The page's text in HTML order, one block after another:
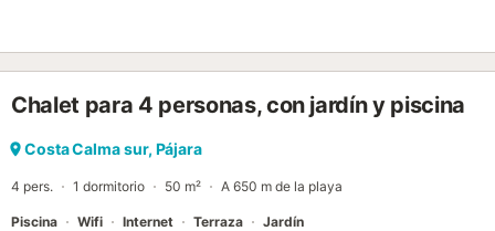
Chalet para 4 personas, con jardín y piscina
Costa Calma sur, Pájara
4 pers. 1 dormitorio 50 m² A 650 m de la playa
Piscina Wifi Internet Terraza Jardín